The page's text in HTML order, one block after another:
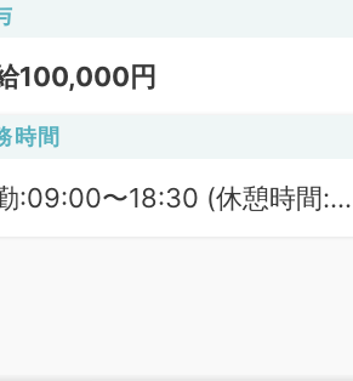
100,000円
時間
:09:00〜18:30 (休憩時間: